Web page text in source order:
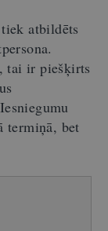
atbildēts
tai ir piešķirts
termiņā, bet